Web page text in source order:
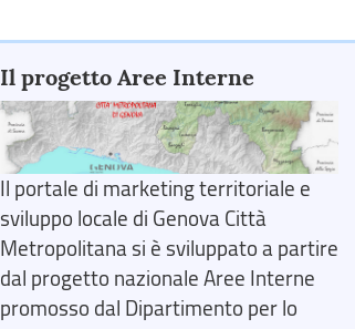
Il progetto Aree Interne
Il portale di marketing territoriale e
sviluppo locale di Genova Città
Metropolitana si è sviluppato a partire
dal progetto nazionale Aree Interne
promosso dal Dipartimento per lo